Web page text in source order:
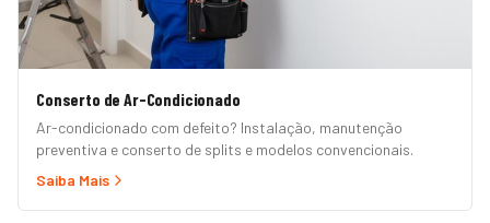
Conserto de Ar-Condicionado
Ar-condicionado com defeito? Instalação, manutenção
preventiva e conserto de splits e modelos convencionais.
Saiba Mais